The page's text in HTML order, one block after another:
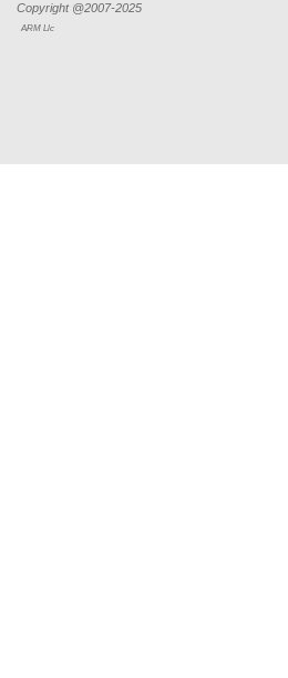
Copyright @2007-2025
ARM Llc